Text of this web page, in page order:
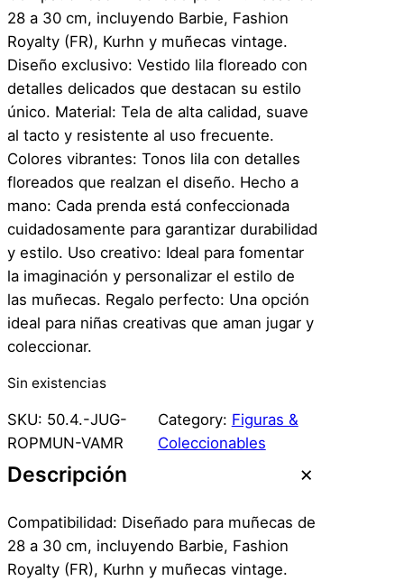
28 a 30 cm, incluyendo Barbie, Fashion
Royalty (FR), Kurhn y muñecas vintage.
Diseño exclusivo: Vestido lila floreado con
detalles delicados que destacan su estilo
único. Material: Tela de alta calidad, suave
al tacto y resistente al uso frecuente.
Colores vibrantes: Tonos lila con detalles
floreados que realzan el diseño. Hecho a
mano: Cada prenda está confeccionada
cuidadosamente para garantizar durabilidad
y estilo. Uso creativo: Ideal para fomentar
la imaginación y personalizar el estilo de
las muñecas. Regalo perfecto: Una opción
ideal para niñas creativas que aman jugar y
coleccionar.
Sin existencias
SKU: 50.4.-JUG-
ROPMUN-VAMR
Category: Figuras &
Coleccionables
Descripción
Compatibilidad: Diseñado para muñecas de
28 a 30 cm, incluyendo Barbie, Fashion
Royalty (FR), Kurhn y muñecas vintage.